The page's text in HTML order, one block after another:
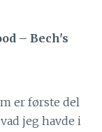
– Bech's
er første del
jeg havde i